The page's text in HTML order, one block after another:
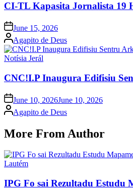
CI-TL Kapasita Jornalista 19
Posted
on
June 15, 2026
Posted
by
Agapito de Deus
Posted
Notísia Jerál
CNC!I.P Inaugura Edifisiu
Posted
on
June 10, 2026June 10, 2026
Posted
by
Agapito de Deus
More From Author
Posted
Lautém
IPG Fo sai Rezultadu Estudu